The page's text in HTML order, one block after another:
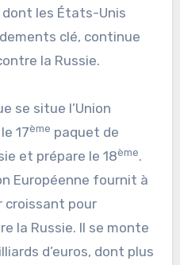
dont les États-Unis
clé, continue
la Russie.
se situe l’Union
17ème paquet de
et prépare le 18ème.
Européenne fournit à
croissant pour
la Russie. Il se monte
d’euros, dont plus